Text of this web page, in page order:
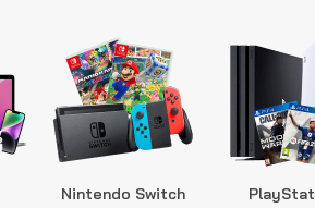
Nintendo Switch